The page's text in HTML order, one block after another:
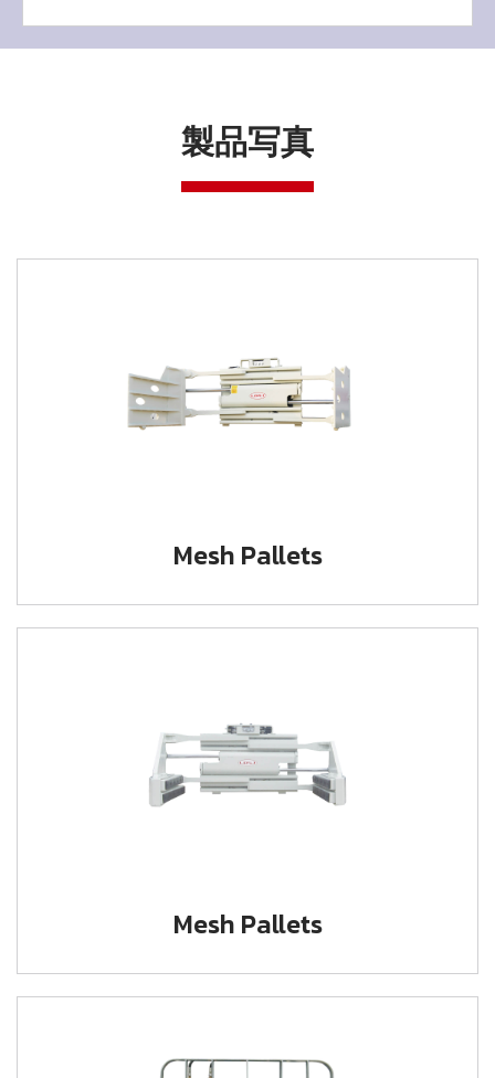
製品写真
Mesh Pallets
Mesh Pallets